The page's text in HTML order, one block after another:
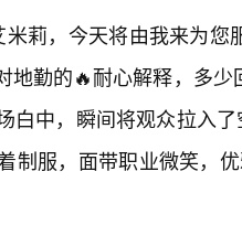
米莉，今天将由我来为
地勤的🔥耐心解释，多
白中，瞬间将观众拉入
制服，面带职业微笑，